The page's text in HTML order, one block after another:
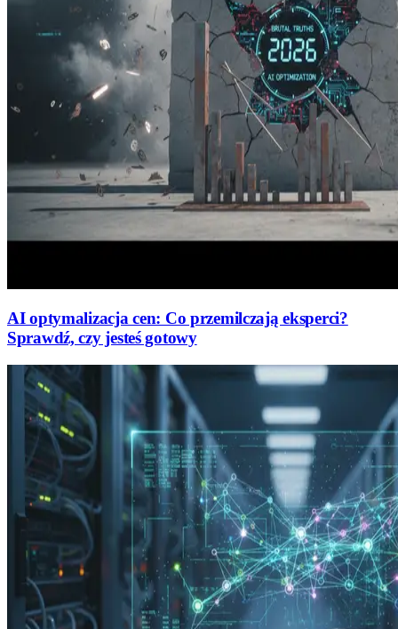
AI optymalizacja cen: Co przemilczają eksperci?
Sprawdź, czy jesteś gotowy